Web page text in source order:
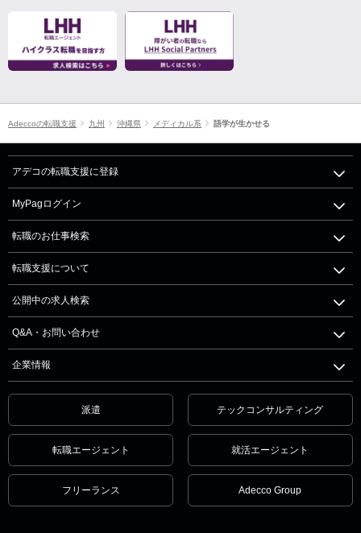
Adeccoの転職支援 九州 沖縄県 メディカル系 語学が生かせる
アデコの転職支援に登録
MyPagログイン
転職のお仕事検索
転職支援について
公開中の求人検索
Q&A・お問い合わせ
企業情報
派遣 テックコンサルティング
転職エージェント 就活エージェント
フリーランス Adecco Group